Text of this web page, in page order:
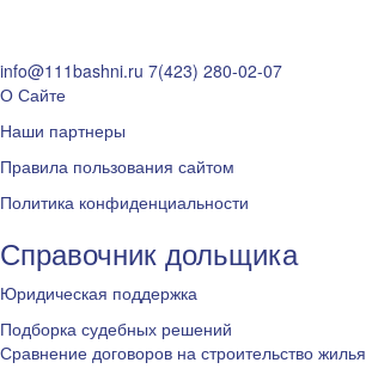
info@111bashni.ru 7(423) 280-02-07
О Сайте
Наши партнеры
Правила пользования сайтом
Политика конфиденциальности
Справочник дольщика
Юридическая поддержка
Подборка судебных решений
Сравнение договоров на строительство жилья